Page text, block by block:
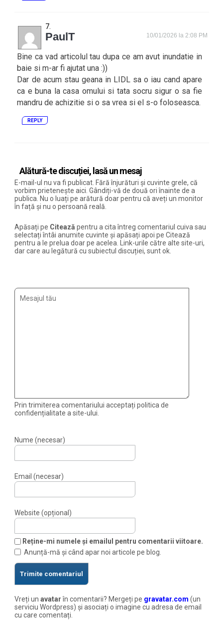
PaulT 10/01/2026 la 2:08 PM
Bine ca vad articolul tau dupa ce am avut inundatie in
baie si m-ar fi ajutat una :))
Dar de acum stau geana in LIDL sa o iau cand apare
ca e buna la casa omului si tata socru sigur o sa fie
mandru de achizitie si o sa vrea si el s-o foloseasca.
REPLY
Alătură-te discuției, lasă un mesaj
E-mail-ul nu va fi publicat. Fără înjurături și cuvinte grele, că
vorbim prietenește aici. Gândiți-vă de două ori înainte de a
publica. Nu o luați pe arătură doar pentru că aveți un monitor
în față și nu o persoană reală.
Apăsați pe Citează pentru a cita întreg comentariul cuiva sau
selectați întâi anumite cuvinte și apăsați apoi pe Citează
pentru a le prelua doar pe acelea. Link-urile către alte site-uri,
dar care au legătură cu subiectul discuției, sunt ok.
Prin trimiterea comentariului acceptați politica de
confidențialitate a site-ului.
Nume (necesar)
Email (necesar)
Website (opțional)
Reține-mi numele și emailul pentru comentarii viitoare.
Anunță-mă și când apar noi articole pe blog.
Vreți unavatarîn comentarii? Mergeți pe gravatar.com (un
serviciu Wordpress) și asociați o imagine cu adresa de email
cu care comentați.